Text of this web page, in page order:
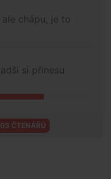
chápu, je to
si přinesu
ČTENÁŘŮ